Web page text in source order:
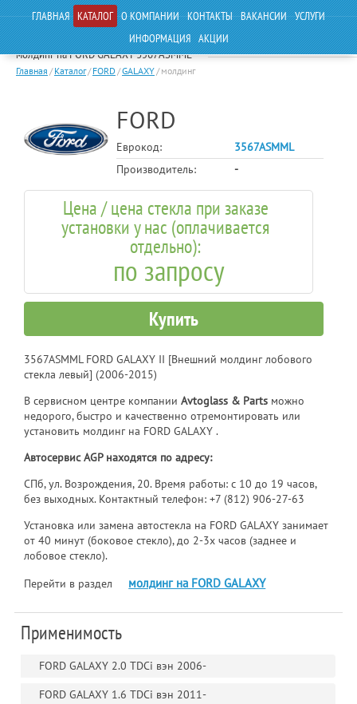
ГЛАВНАЯ КАТАЛОГ О КОМПАНИИ КОНТАКТЫ ВАКАНСИИ УСЛУГИ
ИНФОРМАЦИЯ АКЦИИ
молдинг на FORD GALAXY 3567ASMML
Главная / Каталог/ FORD/GALAXY/ молдинг
FORD
Еврокод:
3567ASMML
Производитель:
-
Цена / цена стекла при заказе
установки у нас (оплачивается
отдельно):
по запросу
Купить
3567ASMML FORD GALAXY II [Внешний молдинг лобового
стекла левый] (2006-2015)
В сервисном центре компанииAvtoglass & Parts можно
недорого, быстро и качественно отремонтировать или
установить молдинг на FORD GALAXY .
Автосервис AGP находятся по адресу:
СПб, ул. Возрождения, 20. Время работы: с 10 до 19 часов,
без выходных. Контактный телефон:+7 (812) 906-27-63
Установка или замена автостекла на FORD GALAXY занимает
от 40 минут (боковое стекло), до 2-3х часов (заднее и
лобовое стекло).
Перейти в раздел
молдинг на FORD GALAXY
Применимость
FORD GALAXY 2.0 TDCi вэн 2006-
FORD GALAXY 1.6 TDCi вэн 2011-